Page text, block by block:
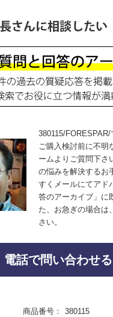
380115/
ご購入検討前に不明
ームよりご質問下さ
の悩みを解決するお
すくメールにてアド
答のアーカイブ」に
た、お急ぎの場合は
さい。
電話で問い合わせ
商品番号：
380115